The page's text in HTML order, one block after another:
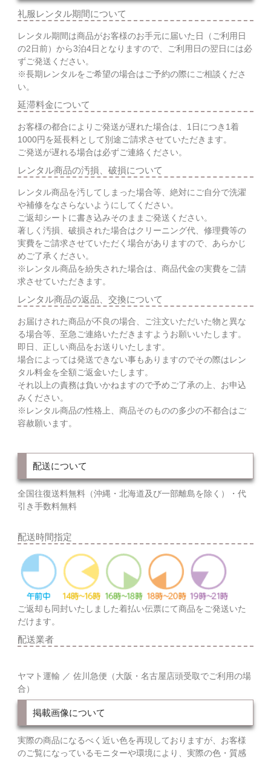
礼服レンタル期間について
レンタル期間は商品がお客様のお手元に届いた日（ご利用日
の2日前）から3泊4日となりますので、ご利用日の翌日には必
ずご発送ください。
※長期レンタルをご希望の場合はご予約の際にご相談くださ
い。
延滞料金について
お客様の都合によりご発送が遅れた場合は、1日につき1着
1000円を延長料として別途ご請求させていただきます。
ご発送が遅れる場合は必ずご連絡ください。
レンタル商品の汚損、破損について
レンタル商品を汚してしまった場合等、絶対にご自分で洗濯
や補修をなさらないようにしてください。
ご返却シートに書き込みそのままご発送ください。
著しく汚損、破損された場合はクリーニング代、修理費等の
実費をご請求させていただく場合がありますので、あらかじ
めご了承ください。
※レンタル商品を紛失された場合は、商品代金の実費をご請
求させていただきます。
レンタル商品の返品、交換について
お届けされた商品が不良の場合、ご注文いただいた物と異な
る場合等、至急ご連絡いただきますようお願いいたします。
即日、正しい商品をお送りいたします。
場合によっては発送できない事もありますのでその際はレン
タル料金を全額ご返金いたします。
それ以上の責務は負いかねますので予めご了承の上、お申込
みください。
※レンタル商品の性格上、商品そのものの多少の不都合はご
容赦願います。
配送について
全国往復送料無料（沖縄・北海道及び一部離島を除く）・代
引き手数料無料
配送時間指定
ご返却も同封いたしました着払い伝票にて商品をご発送いた
だけます。
配送業者
ヤマト運輸 ／ 佐川急便（大阪・名古屋店頭受取でご利用の場
合）
掲載画像について
実際の商品になるべく近い色を再現しておりますが、お客様
のご覧になっているモニターや環境により、実際の色・質感